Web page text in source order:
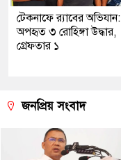
টেকনাফে র‍্যাবের অভিযান:
অপহৃত ৩ রোহিঙ্গা উদ্ধার,
গ্রেফতার ১
জনপ্রিয় সংবাদ